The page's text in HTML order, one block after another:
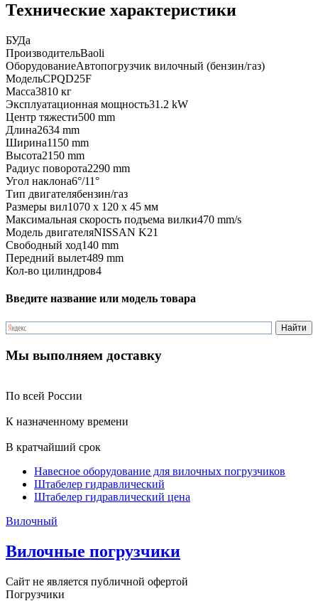
Технические характеристики
БУДа
ПроизводительBaoli
ОборудованиеАвтопогрузчик вилочный (бензин/газ)
МодельCPQD25F
Масса3810 кг
Эксплуатационная мощность31.2 kW
Центр тяжести500 mm
Длина2634 mm
Ширина1150 mm
Высота2150 mm
Радиус поворота2290 mm
Угол наклона6°/11°
Тип двигателябензин/газ
Размеры вил1070 x 120 x 45 мм
Максимальная скорость подъема вилки470 mm/s
Модель двигателяNISSAN K21
Свободный ход140 mm
Передний вылет489 mm
Кол-во цилиндров4
Введите название или модель товара
Мы выполняем доставку
По всей России
К назначенному времени
В кратчайший срок
Навесное оборудование для вилочных погрузчиков
Штабелер гидравлический
Штабелер гидравлический цена
Вилочный
Вилочные погрузчики
Сайт не является публичной офертой
Погрузчики